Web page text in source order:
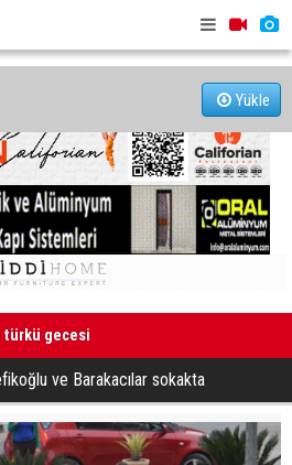
Yükle
enflasyon temmuzda yüzde 2,9
ve Barakacılar sokakta